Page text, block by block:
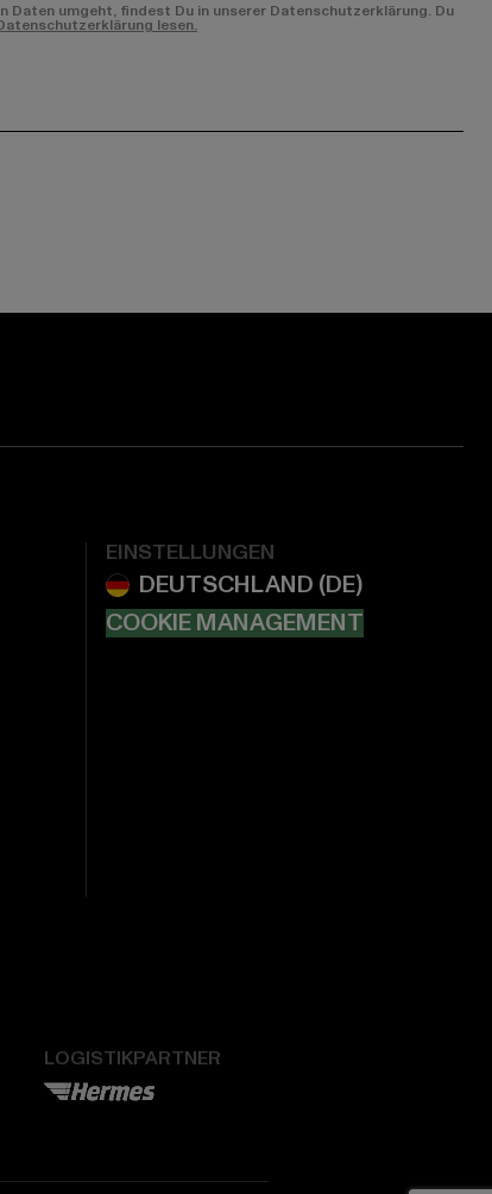
Daten umgeht, findest Du in unserer Datenschutzerklärung. Du
lesen.
EINSTELLUNGEN
COOKIE MANAGEMENT
LOGISTIKPARTNER